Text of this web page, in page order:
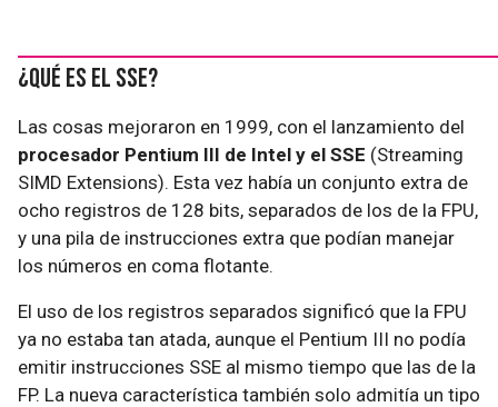
¿Qué es el SSE?
Las cosas mejoraron en 1999, con el lanzamiento del
procesador Pentium III de Intel y el SSE (Streaming
SIMD Extensions). Esta vez había un conjunto extra de
ocho registros de 128 bits, separados de los de la FPU,
y una pila de instrucciones extra que podían manejar
los números en coma flotante.
El uso de los registros separados significó que la FPU
ya no estaba tan atada, aunque el Pentium III no podía
emitir instrucciones SSE al mismo tiempo que las de la
FP. La nueva característica también solo admitía un tipo